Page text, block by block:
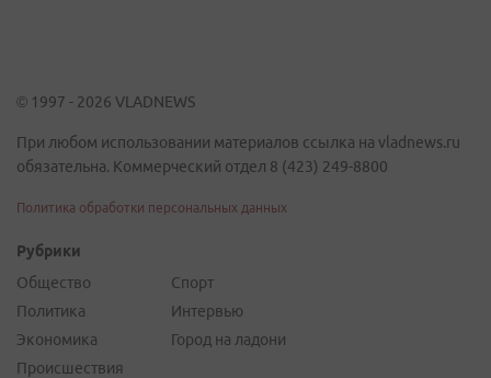
© 1997 - 2026 VLADNEWS
При любом использовании материалов ссылка на vladnews.ru
обязательна. Коммерческий отдел 8 (423) 249-8800
Политика обработки персональных данных
Рубрики
Общество
Политика
Экономика
Происшествия
Спорт
Интервью
Город на ладони